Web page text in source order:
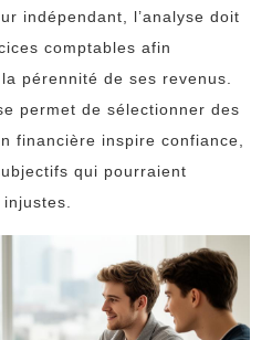
indépendant, l’analyse doit
comptables afin
pérennité de ses revenus.
permet de sélectionner des
financière inspire confiance,
qui pourraient